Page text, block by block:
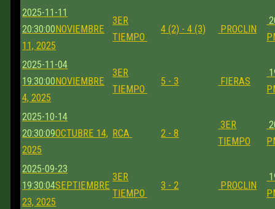
2025-11-11
20:30:00NOVIEMBRE
11, 2025
3ER
TIEMPO
4 (2) - 4 (3) PROCLIN
2025-11-04
19:30:00NOVIEMBRE
4, 2025
3ER
TIEMPO
5 - 3 FIERAS
2025-10-14
20:30:09OCTUBRE 14,
2025
RCA 2 - 8
3ER
TIEMPO
2025-09-23
19:30:04SEPTIEMBRE
23, 2025
3ER
TIEMPO
3 - 2 PROCLIN